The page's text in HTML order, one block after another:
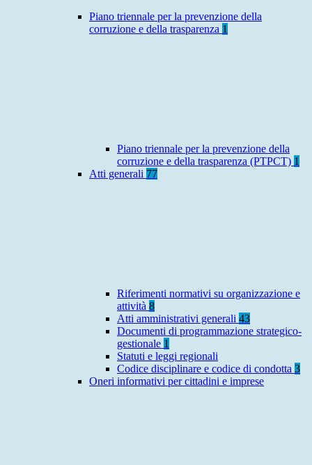
Piano triennale per la prevenzione della
corruzione e della trasparenza 1
Piano triennale per la prevenzione della
corruzione e della trasparenza (PTPCT) 1
Atti generali 77
Riferimenti normativi su organizzazione e
attività 8
Atti amministrativi generali 43
Documenti di programmazione strategico-
gestionale 1
Statuti e leggi regionali
Codice disciplinare e codice di condotta 3
Oneri informativi per cittadini e imprese